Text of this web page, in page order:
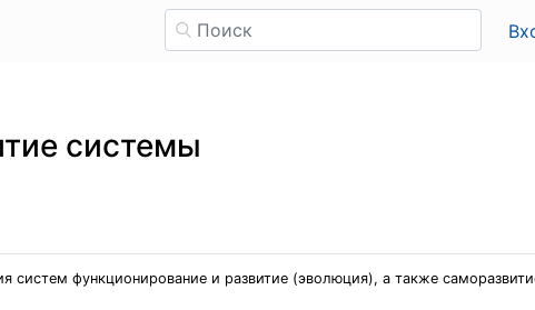
системы
систем функционирование и развитие (эволюция), а также